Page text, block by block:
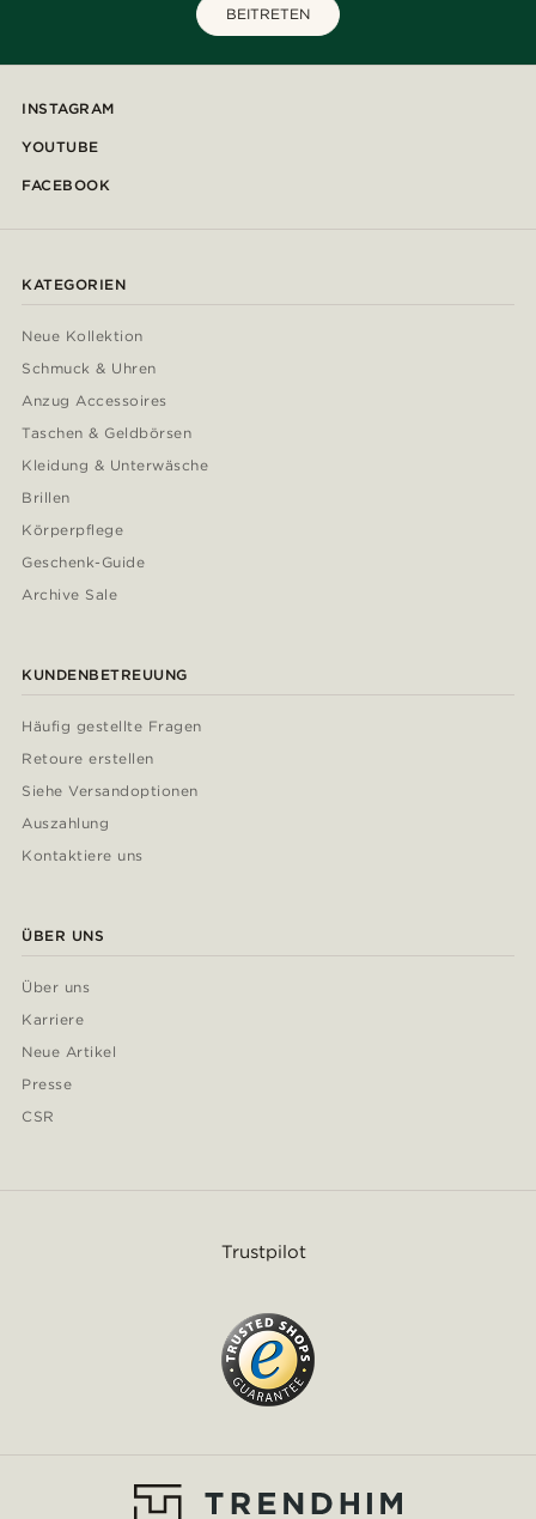
BEITRETEN
INSTAGRAM
YOUTUBE
FACEBOOK
KATEGORIEN
Neue Kollektion
Schmuck & Uhren
Anzug Accessoires
Taschen & Geldbörsen
Kleidung & Unterwäsche
Brillen
Körperpflege
Geschenk-Guide
Archive Sale
KUNDENBETREUUNG
Häufig gestellte Fragen
Retoure erstellen
Siehe Versandoptionen
Auszahlung
Kontaktiere uns
ÜBER UNS
Über uns
Karriere
Neue Artikel
Presse
CSR
Trustpilot